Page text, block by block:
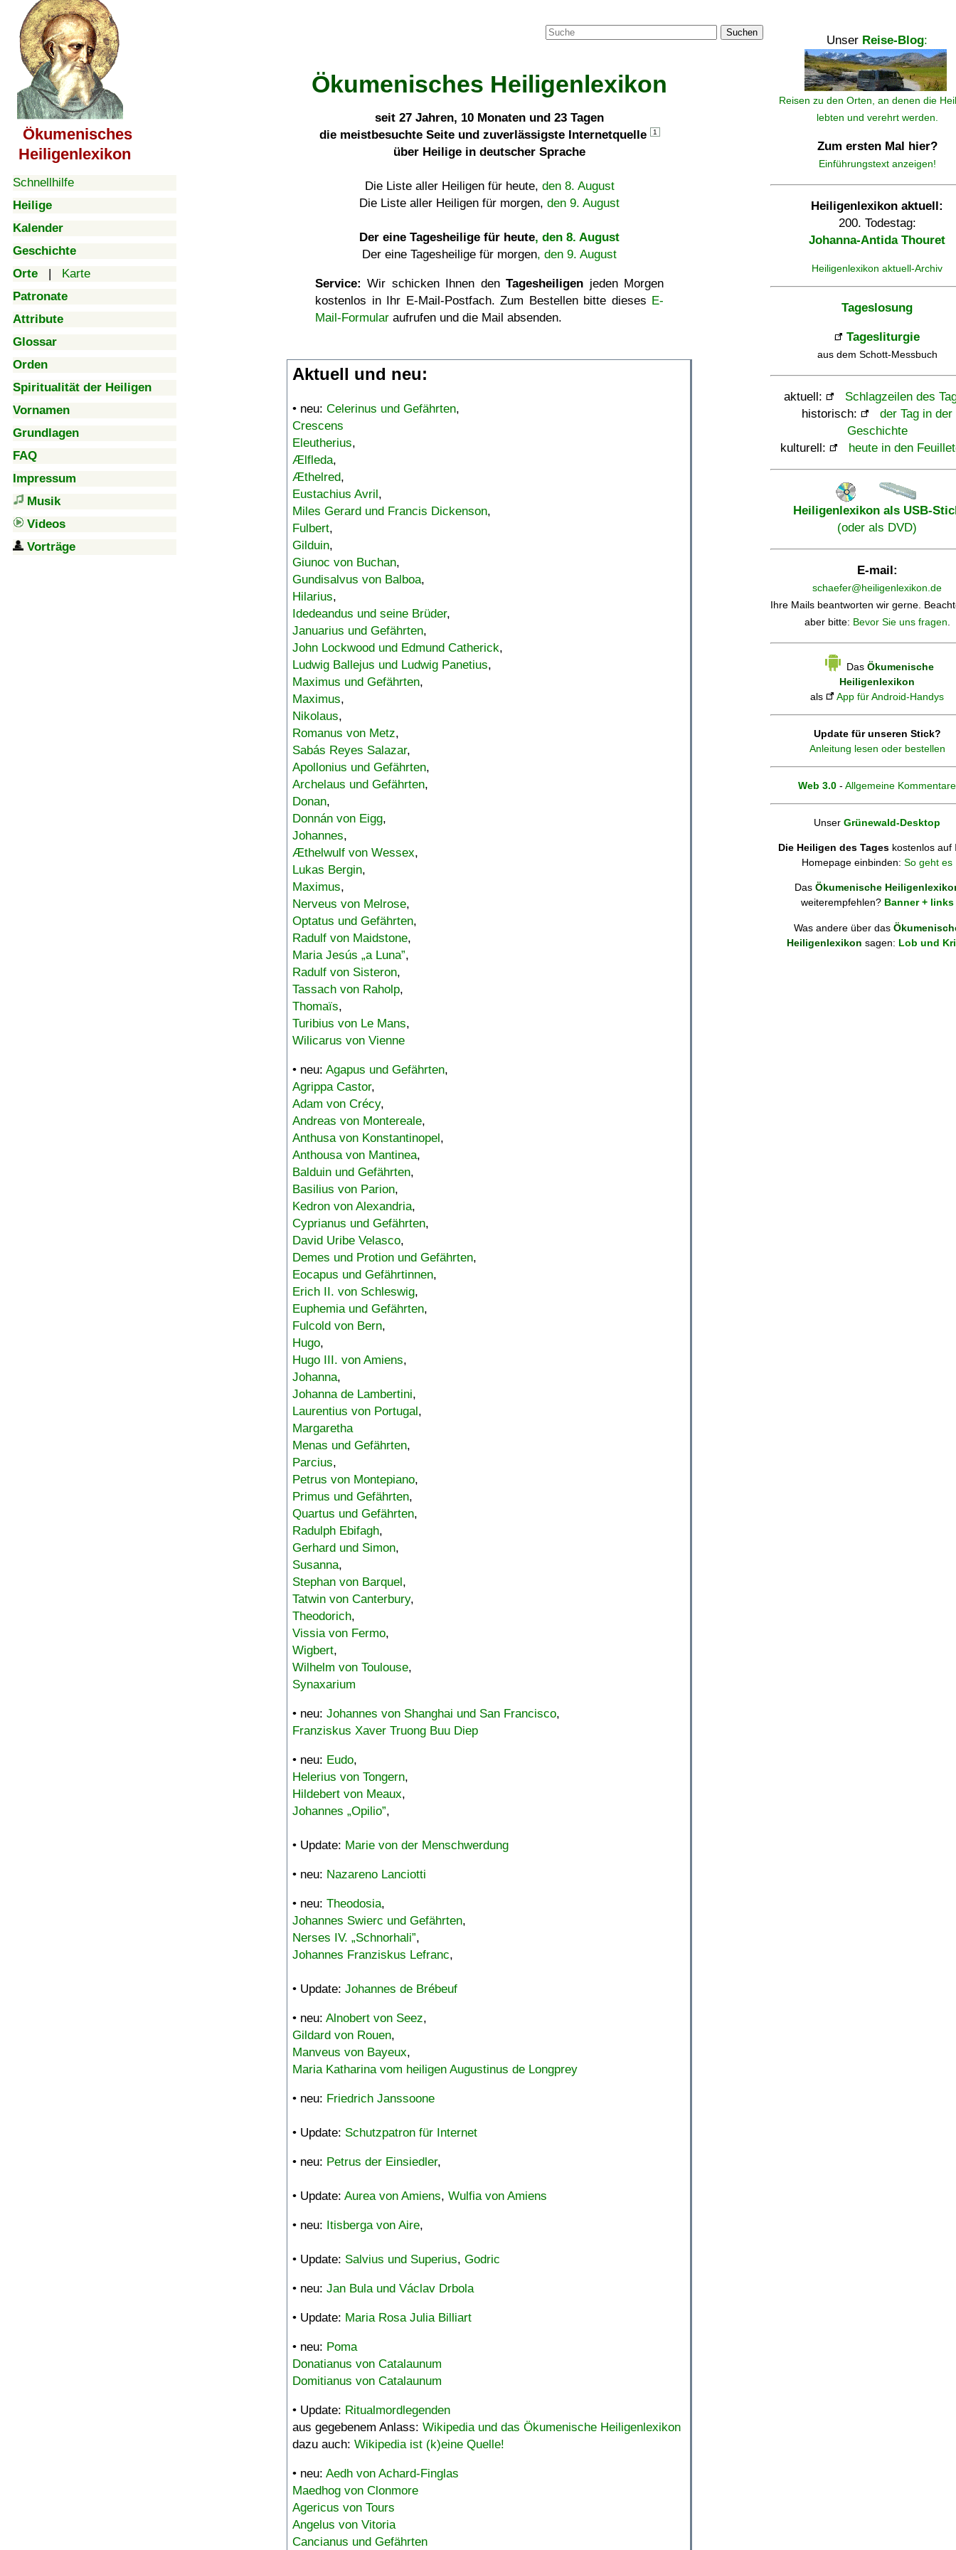
Ökumenisches
Heiligenlexikon
Schnellhilfe
Heilige
Kalender
Geschichte
Orte | Karte
Patronate
Attribute
Glossar
Orden
Spiritualität der Heiligen
Vornamen
Grundlagen
FAQ
Impressum
Musik
Videos
Vorträge
Suchen
Ökumenisches Heiligenlexikon
seit 27 Jahren, 10 Monaten und 23 Tagen
die meistbesuchte Seite und zuverlässigste Internetquelle
1
über Heilige in deutscher Sprache
Die Liste aller Heiligen für heute, den 8. August
Die Liste aller Heiligen für morgen, den 9. August
Der eine Tagesheilige für heute, den 8. August
Der eine Tagesheilige für morgen, den 9. August
Service: Wir schicken Ihnen denTagesheiligen jeden Morgen
kostenlos in Ihr E-Mail-Postfach. Zum Bestellen bitte dieses E-
Mail-Formular aufrufen und die Mail absenden.
Aktuell und neu:
• neu: Celerinus und Gefährten,
Crescens
Eleutherius,
Ælfleda,
Æthelred,
Eustachius Avril,
Miles Gerard und Francis Dickenson,
Fulbert,
Gilduin,
Giunoc von Buchan,
Gundisalvus von Balboa,
Hilarius,
Idedeandus und seine Brüder,
Januarius und Gefährten,
John Lockwood und Edmund Catherick,
Ludwig Ballejus und Ludwig Panetius,
Maximus und Gefährten,
Maximus,
Nikolaus,
Romanus von Metz,
Sabás Reyes Salazar,
Apollonius und Gefährten,
Archelaus und Gefährten,
Donan,
Donnán von Eigg,
Johannes,
Æthelwulf von Wessex,
Lukas Bergin,
Maximus,
Nerveus von Melrose,
Optatus und Gefährten,
Radulf von Maidstone,
Maria Jesús „a Luna”,
Radulf von Sisteron,
Tassach von Raholp,
Thomaïs,
Turibius von Le Mans,
Wilicarus von Vienne
• neu: Agapus und Gefährten,
Agrippa Castor,
Adam von Crécy,
Andreas von Montereale,
Anthusa von Konstantinopel,
Anthousa von Mantinea,
Balduin und Gefährten,
Basilius von Parion,
Kedron von Alexandria,
Cyprianus und Gefährten,
David Uribe Velasco,
Demes und Protion und Gefährten,
Eocapus und Gefährtinnen,
Erich II. von Schleswig,
Euphemia und Gefährten,
Fulcold von Bern,
Hugo,
Hugo III. von Amiens,
Johanna,
Johanna de Lambertini,
Laurentius von Portugal,
Margaretha
Menas und Gefährten,
Parcius,
Petrus von Montepiano,
Primus und Gefährten,
Quartus und Gefährten,
Radulph Ebifagh,
Gerhard und Simon,
Susanna,
Stephan von Barquel,
Tatwin von Canterbury,
Theodorich,
Vissia von Fermo,
Wigbert,
Wilhelm von Toulouse,
Synaxarium
• neu: Johannes von Shanghai und San Francisco,
Franziskus Xaver Truong Buu Diep
• neu: Eudo,
Helerius von Tongern,
Hildebert von Meaux,
Johannes „Opilio”,
• Update: Marie von der Menschwerdung
• neu: Nazareno Lanciotti
• neu: Theodosia,
Johannes Swierc und Gefährten,
Nerses IV. „Schnorhali”,
Johannes Franziskus Lefranc,
• Update: Johannes de Brébeuf
• neu: Alnobert von Seez,
Gildard von Rouen,
Manveus von Bayeux,
Maria Katharina vom heiligen Augustinus de Longprey
• neu: Friedrich Janssoone
• Update: Schutzpatron für Internet
• neu: Petrus der Einsiedler,
• Update: Aurea von Amiens, Wulfia von Amiens
• neu: Itisberga von Aire,
• Update: Salvius und Superius, Godric
• neu: Jan Bula und Václav Drbola
• Update: Maria Rosa Julia Billiart
• neu: Poma
Donatianus von Catalaunum
Domitianus von Catalaunum
• Update: Ritualmordlegenden
aus gegebenem Anlass: Wikipedia und das Ökumenische Heiligenlexikon
dazu auch: Wikipedia ist (k)eine Quelle!
• neu: Aedh von Achard-Finglas
Maedhog von Clonmore
Agericus von Tours
Angelus von Vitoria
Cancianus und Gefährten
Unser Reise-Blog:
Reisen zu den Orten, an denen die
lebten und verehrt werden.
Zum ersten Mal hier?
Einführungstext anzeigen!
Heiligenlexikon aktuell:
200. Todestag:
Johanna-Antida Thouret
Heiligenlexikon aktuell-Archiv
Tageslosung
Tagesliturgie
aus dem Schott-Messbuch
aktuell:
Schlagzeilen des
historisch:
der Tag in der
Geschichte
kulturell:
heute in den
Heiligenlexikon als USB-
(oder als DVD)
E-mail:
schaefer@heiligenlexikon.de
Ihre Mails beantworten wir gerne.
aber bitte: Bevor Sie uns fragen.
Das Ökumenische
Heiligenlexikon
als
App für Android-Handys
Update für unseren Stick?
Anleitung lesen oder bestellen
Web 3.0 - Allgemeine Kommentare
Unser Grünewald-Desktop
Die Heiligen des Tages kostenlos auf
Homepage einbinden: So geht es
Das Ökumenische
weiterempfehlen? Banner + links
Was andere über das
Heiligenlexikon sagen: Lob und